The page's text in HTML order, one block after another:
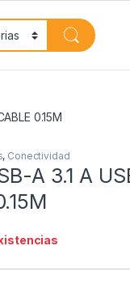
0.15M
, Conectividad
A 3.1 A